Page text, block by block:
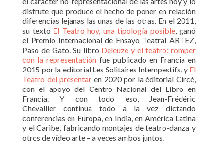
disfrute que produce el hecho de poner en relación
diferencias lejanas las unas de las otras. En el 2011,
su texto El Teatro hoy, una tipología posible, ganó
el Premio Internacional de Ensayo Teatral ARTEZ,
Paso de Gato. Su libro Deleuze y el teatro: romper
con la representación fue publicado en Francia en
2015 por la editorial Les Solitaires Intempestifs, y El
Teatro del presentar en 2020 por la éditorial Circé,
con el apoyo del Centro Nacional del Libro en
Francia. Y con todo eso, Jean-Frédéric
Chevallier continua todo a la vez dictando
conferencias en Europa, en India, en América Latina
y el Caribe, fabricando montajes de teatro-danza y
otros de vídeo arte – a veces ambos juntos.